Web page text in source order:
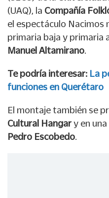
(UAQ), la Compañía
el espectáculo
primaria baja y primaria
Manuel Altamirano.
Te podría interesar: La
funciones en Querétaro
El montaje también se
Cultural Hangar y en
Pedro Escobedo.